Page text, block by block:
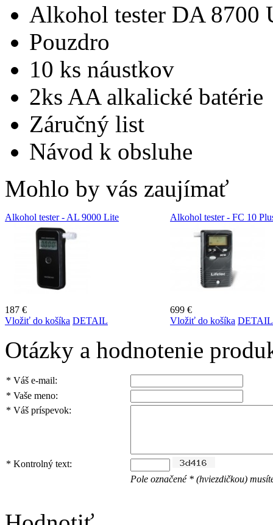
Alkohol tester DA 8700
Pouzdro
10 ks náustkov
2ks AA alkalické batérie
Záručný list
Návod k obsluhe
Mohlo by vás zaujímať
Alkohol tester - AL 9000 Lite Alkohol tester - FC 10
187 €
Vložiť do košíka DETAIL
699 €
Vložiť do košíka DETAIL
Otázky a hodnotenie
* Váš e-mail:
* Vaše meno:
* Váš príspevok:
* Kontrolný text:
Pole označené * (hviezdičkou)